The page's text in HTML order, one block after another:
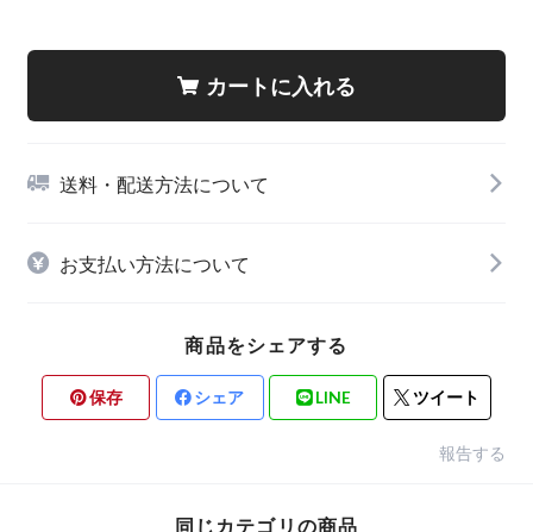
カートに入れる
送料・配送方法について
お支払い方法について
商品をシェアする
保存 シェア LINE ツイート
報告する
同じカテゴリの商品